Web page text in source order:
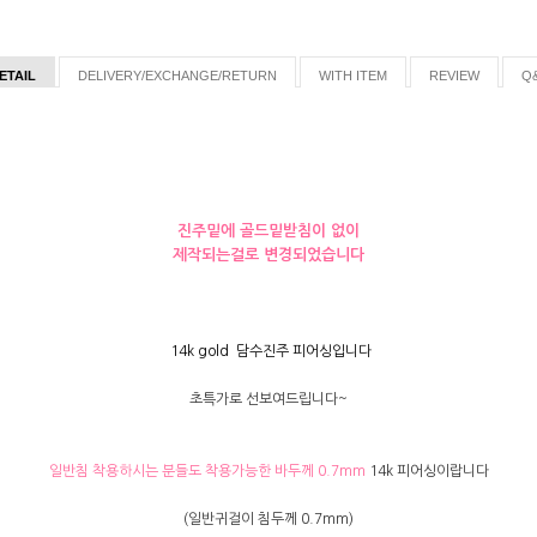
DELIVERY/EXCHANGE/RETURN WITH ITEM REVIEW
진주밑에 골드밑받침이 없이
제작되는걸로 변경되었습니다
14k gold 담수진주 피어싱입니다
초특가로 선보여드립니다~
일반침 착용하시는 분들도 착용가능한 바두께 0.7mm 14k 피어싱이랍니다
(일반귀걸이 침두께 0.7mm)